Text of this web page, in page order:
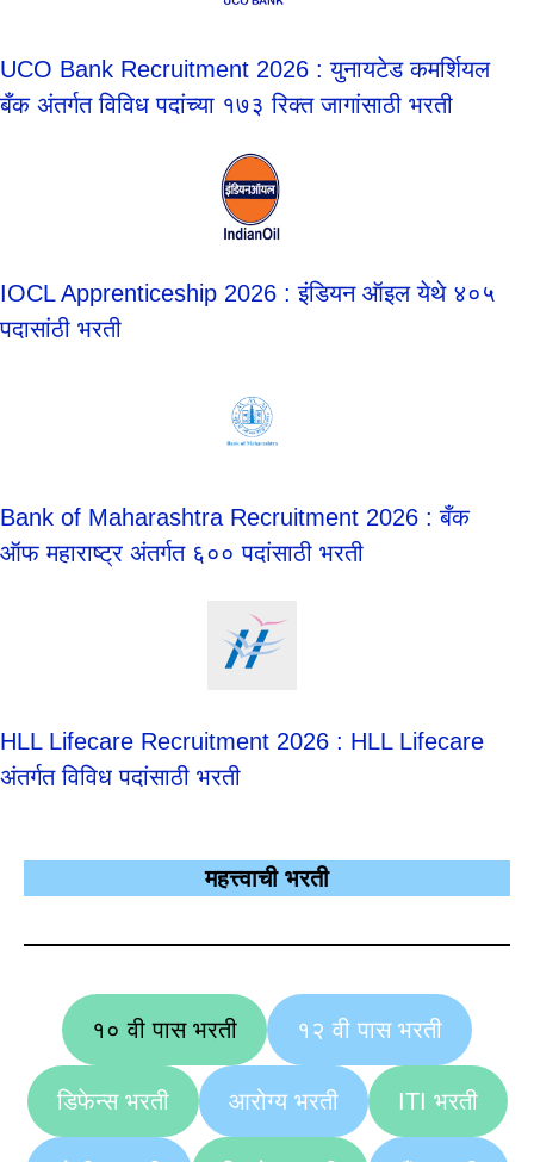
UCO Bank Recruitment 2026 : युनायटेड कमर्शियल
बँक अंतर्गत विविध पदांच्या १७३ रिक्त जागांसाठी भरती
IOCL Apprenticeship 2026 : इंडियन ऑइल येथे ४०५
पदासांठी भरती
Bank of Maharashtra Recruitment 2026 : बँक
ऑफ महाराष्ट्र अंतर्गत ६०० पदांसाठी भरती
HLL Lifecare Recruitment 2026 : HLL Lifecare
अंतर्गत विविध पदांसाठी भरती
महत्त्वाची भरती
१० वी पास भरती १२ वी पास भरती
डिफेन्स भरती आरोग्य भरती ITI भरती